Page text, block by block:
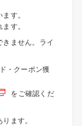
す。
す。
ません。ライ
・クーポン獲
をご確認くだ
ます。